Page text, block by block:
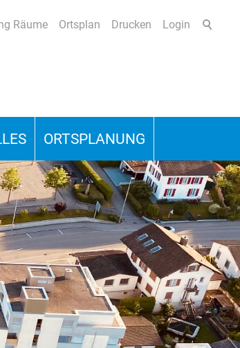
Räume Ortsplan Drucken
Login
ORTSPLANUNG